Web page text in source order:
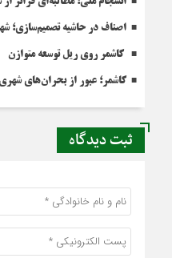
اصناف در حاشیه تصمیم‌سازی؛
کاشمر روی ریل توسعه متوازن
کاشمر؛ عبور از بحران‌های شهری
ثبت دیدگاه